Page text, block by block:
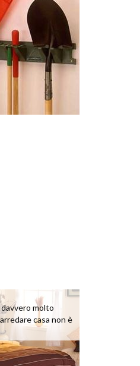
molto
casa non è